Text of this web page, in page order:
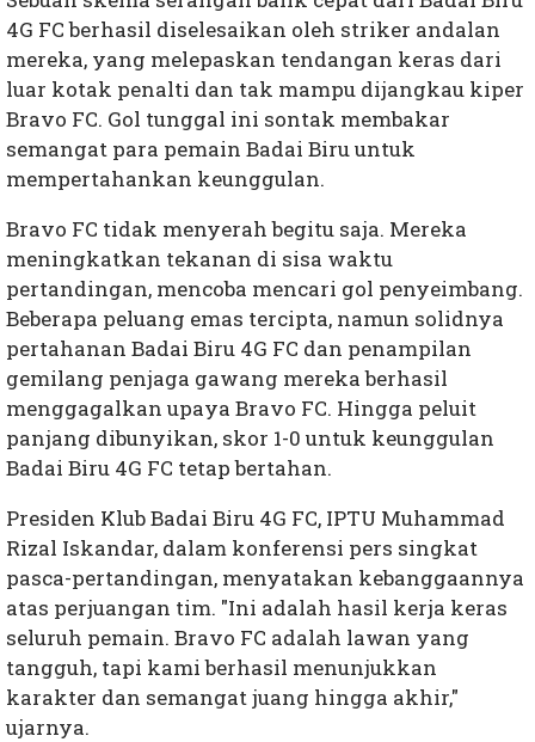
4G FC berhasil diselesaikan oleh striker andalan
mereka, yang melepaskan tendangan keras dari
luar kotak penalti dan tak mampu dijangkau kiper
Bravo FC. Gol tunggal ini sontak membakar
semangat para pemain Badai Biru untuk
mempertahankan keunggulan.
Bravo FC tidak menyerah begitu saja. Mereka
meningkatkan tekanan di sisa waktu
pertandingan, mencoba mencari gol penyeimbang.
Beberapa peluang emas tercipta, namun solidnya
pertahanan Badai Biru 4G FC dan penampilan
gemilang penjaga gawang mereka berhasil
menggagalkan upaya Bravo FC. Hingga peluit
panjang dibunyikan, skor 1-0 untuk keunggulan
Badai Biru 4G FC tetap bertahan.
Presiden Klub Badai Biru 4G FC, IPTU Muhammad
Rizal Iskandar, dalam konferensi pers singkat
pasca-pertandingan, menyatakan kebanggaannya
atas perjuangan tim. "Ini adalah hasil kerja keras
seluruh pemain. Bravo FC adalah lawan yang
tangguh, tapi kami berhasil menunjukkan
karakter dan semangat juang hingga akhir,"
ujarnya.